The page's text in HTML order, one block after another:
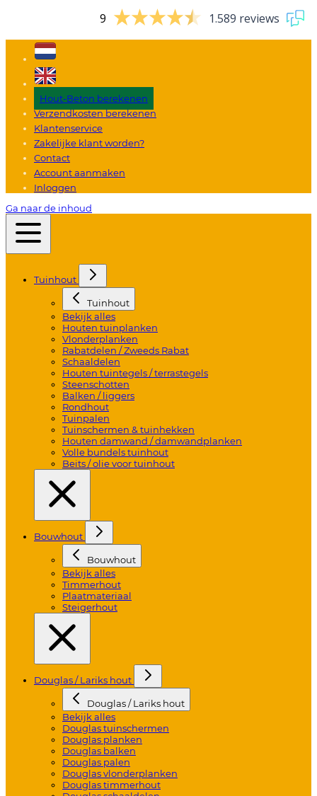
9 1.589 reviews
Hout-Beton berekenen
Verzendkosten berekenen
Klantenservice
Zakelijke klant worden?
Contact
Account aanmaken
Inloggen
Ga naar de inhoud
Tuinhout
Tuinhout
Bekijk alles
Houten tuinplanken
Vlonderplanken
Rabatdelen / Zweeds Rabat
Schaaldelen
Houten tuintegels / terrastegels
Steenschotten
Balken / liggers
Rondhout
Tuinpalen
Tuinschermen & tuinhekken
Houten damwand / damwandplanken
Volle bundels tuinhout
Beits / olie voor tuinhout
Bouwhout
Bouwhout
Bekijk alles
Timmerhout
Plaatmateriaal
Steigerhout
Douglas / Lariks hout
Douglas / Lariks hout
Bekijk alles
Douglas tuinschermen
Douglas planken
Douglas balken
Douglas palen
Douglas vlonderplanken
Douglas timmerhout